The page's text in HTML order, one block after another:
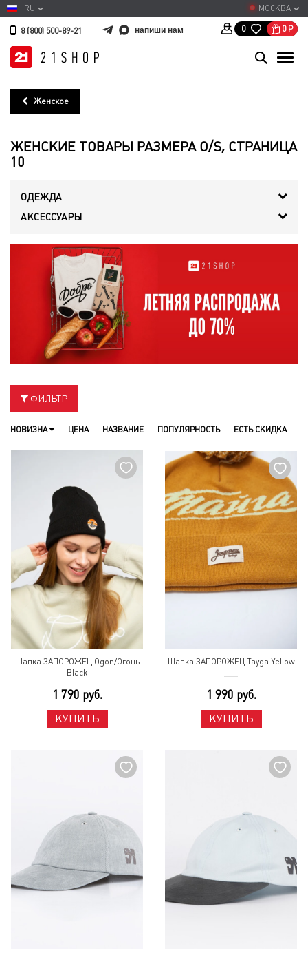
МОСКВА
RU
8 (800) 500-89-21 напиши нам 0 0 Р
Женское
ЖЕНСКИЕ ТОВАРЫ РАЗМЕРА O/S, СТРАНИЦА
10
ОДЕЖДА
АКСЕССУАРЫ
ФИЛЬТР
НОВИЗНА ЦЕНА НАЗВАНИЕ ПОПУЛЯРНОСТЬ ЕСТЬ СКИДКА
Шапка ЗАПОРОЖЕЦ Ogon/Огонь
Black
1 790 руб.
КУПИТЬ
Шапка ЗАПОРОЖЕЦ Tayga Yellow
1 990 руб.
КУПИТЬ